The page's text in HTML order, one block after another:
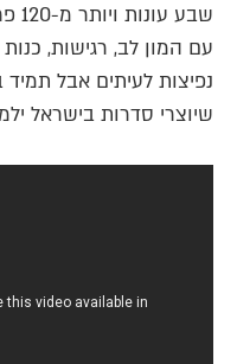
עם המון לב, רגישות, כנות
נפיצות לעיתים אבל תמיד
שיוצרי סדרות בישראל